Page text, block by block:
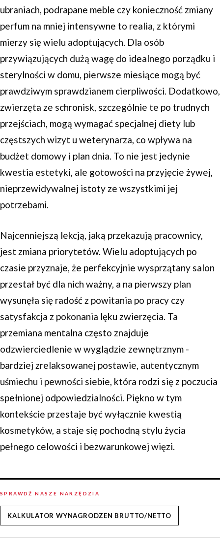
ubraniach, podrapane meble czy konieczność zmiany
perfum na mniej intensywne to realia, z którymi
mierzy się wielu adoptujących. Dla osób
przywiązujących dużą wagę do idealnego porządku i
sterylności w domu, pierwsze miesiące mogą być
prawdziwym sprawdzianem cierpliwości. Dodatkowo,
zwierzęta ze schronisk, szczególnie te po trudnych
przejściach, mogą wymagać specjalnej diety lub
częstszych wizyt u weterynarza, co wpływa na
budżet domowy i plan dnia. To nie jest jedynie
kwestia estetyki, ale gotowości na przyjęcie żywej,
nieprzewidywalnej istoty ze wszystkimi jej
potrzebami.
Najcenniejszą lekcją, jaką przekazują pracownicy,
jest zmiana priorytetów. Wielu adoptujących po
czasie przyznaje, że perfekcyjnie wysprzątany salon
przestał być dla nich ważny, a na pierwszy plan
wysunęła się radość z powitania po pracy czy
satysfakcja z pokonania lęku zwierzęcia. Ta
przemiana mentalna często znajduje
odzwierciedlenie w wyglądzie zewnętrznym -
bardziej zrelaksowanej postawie, autentycznym
uśmiechu i pewności siebie, która rodzi się z poczucia
spełnionej odpowiedzialności. Piękno w tym
kontekście przestaje być wyłącznie kwestią
kosmetyków, a staje się pochodną stylu życia
pełnego celowości i bezwarunkowej więzi.
SPRAWDŹ NASZE NARZĘDZIA
KALKULATOR WYNAGRODZEN BRUTTO/NETTO